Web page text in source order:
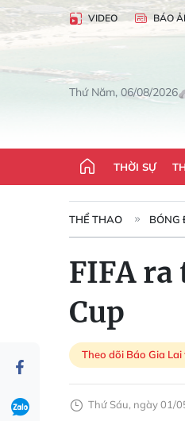
VIDEO BÁO
Thứ Năm, 06/08/2026
THỜI SỰ
THỂ THAO BÓNG
FIFA ra
Cup
Theo dõi Báo Gia Lai
Thứ Sáu, ngày 01/